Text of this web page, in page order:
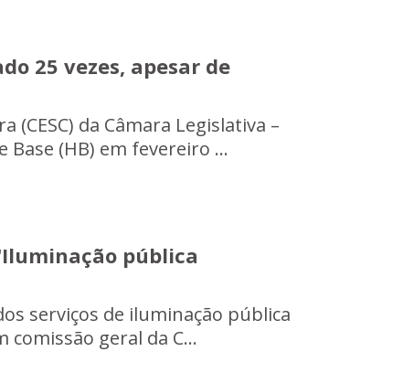
25 vezes, apesar de
(CESC) da Câmara Legislativa –
(HB) em fevereiro ...
pública
serviços de iluminação pública
comissão geral da C...